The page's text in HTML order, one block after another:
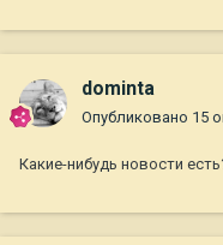
dominta
Опубликовано 15
Какие-нибудь новости